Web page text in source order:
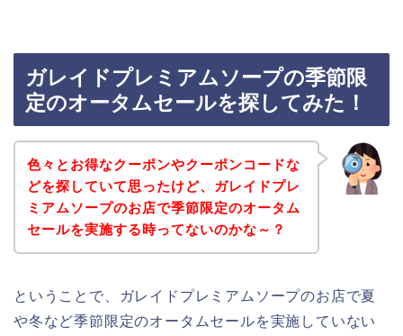
ガレイドプレミアムソープの季節限
定のオータムセールを探してみた！
色々とお得なクーポンやクーポンコードな
どを探していて思ったけど、ガレイドプレ
ミアムソープのお店で季節限定のオータム
セールを実施する時ってないのかな～？
ということで、ガレイドプレミアムソープのお店で夏
や冬など季節限定のオータムセールを実施していない